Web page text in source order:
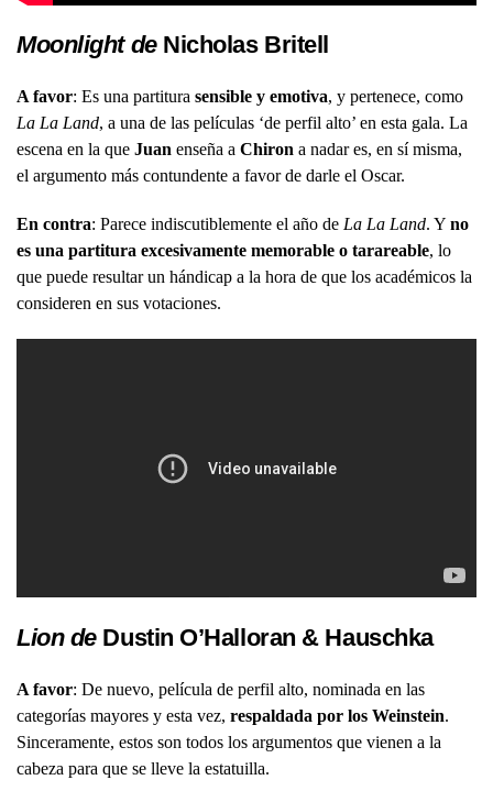
Moonlight de Nicholas Britell
A favor: Es una partitura sensible y emotiva, y pertenece, como
La La Land, a una de las películas ‘de perfil alto’ en esta gala. La
escena en la que Juan enseña a Chiron a nadar es, en sí misma,
el argumento más contundente a favor de darle el Oscar.
En contra: Parece indiscutiblemente el año de La La Land. Y no
es una partitura excesivamente memorable o tarareable, lo
que puede resultar un hándicap a la hora de que los académicos la
consideren en sus votaciones.
Lion de Dustin O’Halloran & Hauschka
A favor: De nuevo, película de perfil alto, nominada en las
categorías mayores y esta vez, respaldada por los Weinstein.
Sinceramente, estos son todos los argumentos que vienen a la
cabeza para que se lleve la estatuilla.